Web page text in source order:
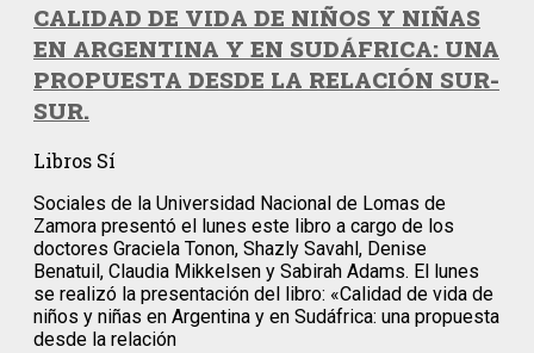
CALIDAD DE VIDA DE NIÑOS Y NIÑAS
EN ARGENTINA Y EN SUDÁFRICA: UNA
PROPUESTA DESDE LA RELACIÓN SUR-
SUR.
Libros Sí
Sociales de la Universidad Nacional de Lomas de
Zamora presentó el lunes este libro a cargo de los
doctores Graciela Tonon, Shazly Savahl, Denise
Benatuil, Claudia Mikkelsen y Sabirah Adams. El lunes
se realizó la presentación del libro: «Calidad de vida de
niños y niñas en Argentina y en Sudáfrica: una propuesta
desde la relación